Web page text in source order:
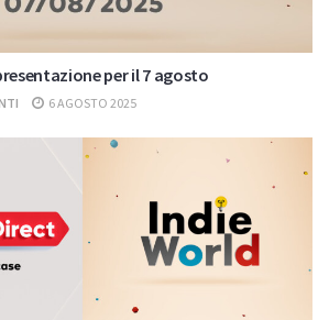
per il 7 agosto
6 AGOSTO 2025